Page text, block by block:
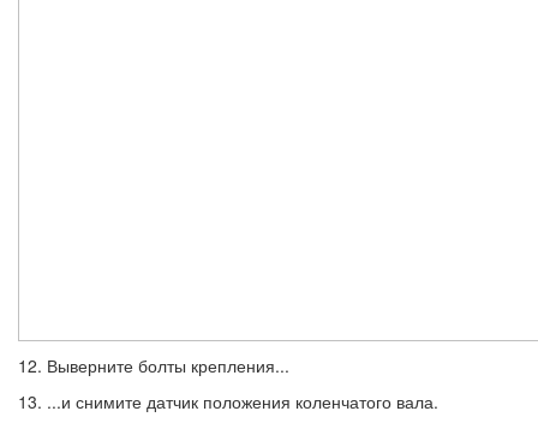
12. Выверните болты крепления...
13. ...и снимите датчик положения колен­чатого вала.